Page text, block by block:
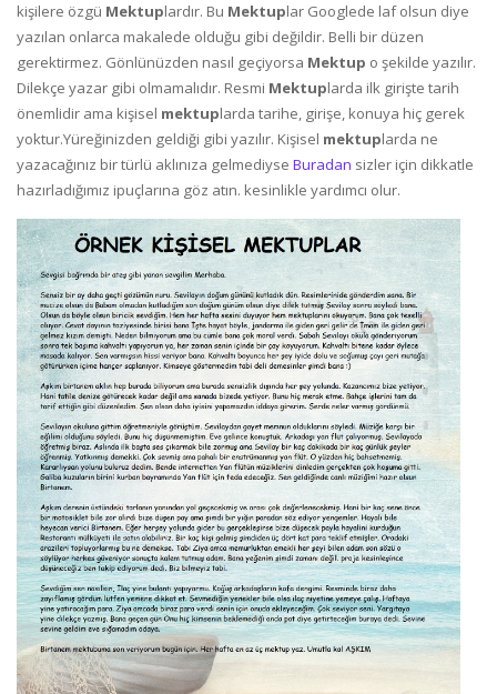
kişilere özgü Mektuplardır. Bu Mektuplar Googlede laf olsun diye
yazılan onlarca makalede olduğu gibi değildir. Belli bir düzen
gerektirmez. Gönlünüzden nasıl geçiyorsa Mektup o şekilde yazılır.
Dilekçe yazar gibi olmamalıdır. Resmi Mektuplarda ilk girişte tarih
önemlidir ama kişisel mektuplarda tarihe, girişe, konuya hiç gerek
yoktur.Yüreğinizden geldiği gibi yazılır. Kişisel mektuplarda ne
yazacağınız bir türlü aklınıza gelmediyse Buradan sizler için dikkatle
hazırladığımız ipuçlarına göz atın. kesinlikle yardımcı olur.